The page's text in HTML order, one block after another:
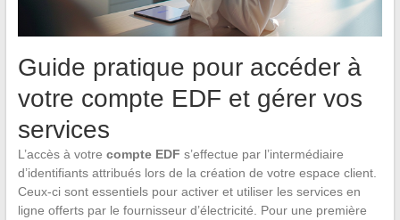
Guide pratique pour accéder à
votre compte EDF et gérer vos
services
L’accès à votre compte EDF s’effectue par l’intermédiaire
d’identifiants attribués lors de la création de votre espace client.
Ceux-ci sont essentiels pour activer et utiliser les services en
ligne offerts par le fournisseur d’électricité. Pour une première